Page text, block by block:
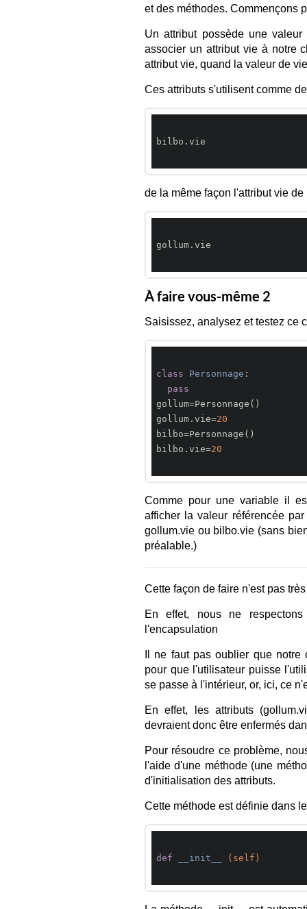
et des méthodes. Commençons
Un attribut possède une
associer un attribut vie à notre
attribut vie, quand la valeur de
Ces attributs s'utilisent comme
bilbo.vie
de la même façon l'attribut vie
gollum.vie
À faire vous-même 2
Saisissez, analysez et testez ce
class Personnage :
pass
gollum=Personnage()
gollum.vie=20
bilbo=Personnage()
bilbo.vie=20
Comme pour une variable il
afficher la valeur référencée
gollum.vie ou bilbo.vie (sans
préalable.)
Cette façon de faire n'est pas
En effet, nous ne
l'encapsulation
Il ne faut pas oublier que
pour que l'utilisateur puisse
se passe à l'intérieur, or, ici, ce
En effet, les attributs
devraient donc être enfermés
Pour résoudre ce problème,
l'aide d'une méthode (une
d'initialisation des attributs.
Cette méthode est définie dans
def __init__ (self)